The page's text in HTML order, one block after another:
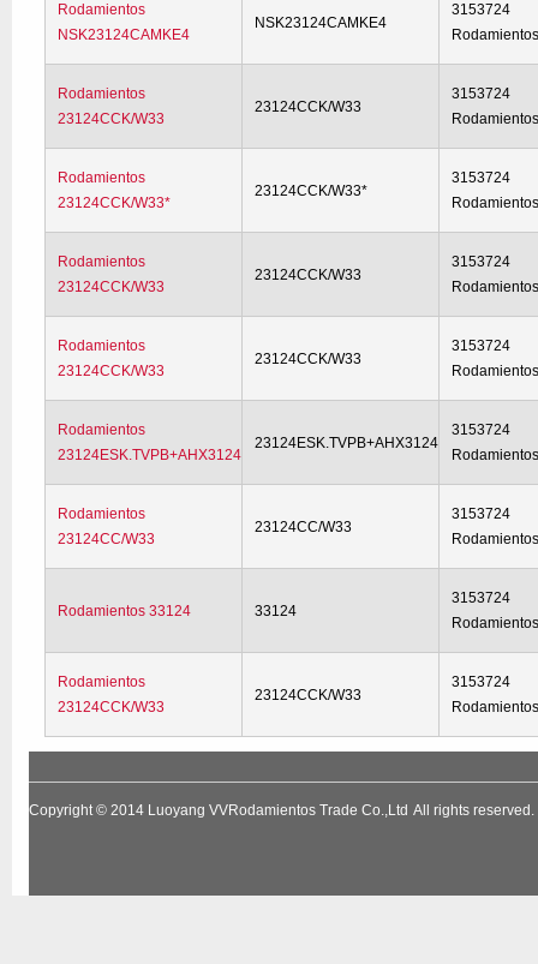
Rodamientos
NSK23124CAMKE4
NSK23124CAMKE4
3153724
Rodamientos
23124CCK/W33
23124CCK/W33
3153724
Rodamientos
23124CCK/W33*
23124CCK/W33*
3153724
Rodamientos
23124CCK/W33
23124CCK/W33
3153724
Rodamientos
23124CCK/W33
23124CCK/W33
3153724
Rodamientos
23124ESK.TVPB+AHX3124
23124ESK.TVPB+AHX3124
3153724
Rodamientos
23124CC/W33
23124CC/W33
3153724
Rodamientos 33124 33124
3153724
Rodamientos
23124CCK/W33
23124CCK/W33
3153724
Copyright © 2014 Luoyang VVRodamientos Trade Co.,Ltd All rights